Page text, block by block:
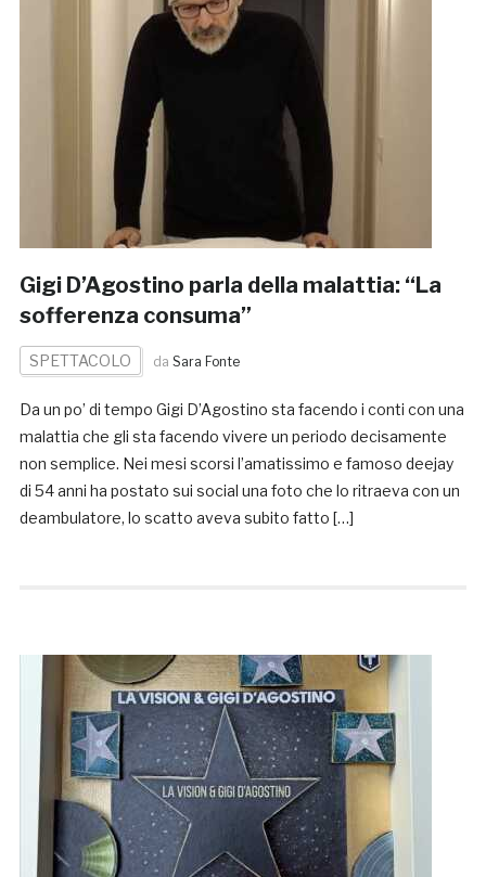
Gigi D’Agostino parla della malattia: “La
sofferenza consuma”
SPETTACOLO da Sara Fonte
Da un po’ di tempo Gigi D’Agostino sta facendo i conti con una
malattia che gli sta facendo vivere un periodo decisamente
non semplice. Nei mesi scorsi l’amatissimo e famoso deejay
di 54 anni ha postato sui social una foto che lo ritraeva con un
deambulatore, lo scatto aveva subito fatto […]